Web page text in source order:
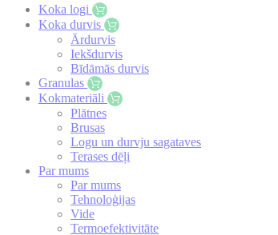
Koka logi
Koka durvis
Ārdurvis
Iekšdurvis
Bīdāmās durvis
Granulas
Kokmateriāli
Plātnes
Brusas
Logu un durvju sagataves
Terases dēļi
Par mums
Par mums
Tehnoloģijas
Vide
Termoefektivitāte